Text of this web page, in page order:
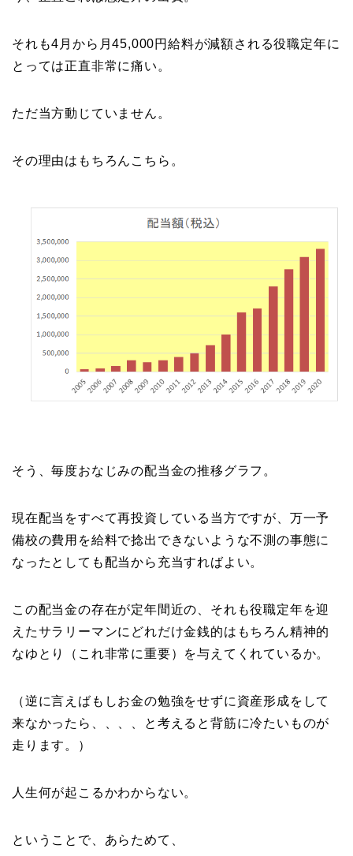
それも4月から月45,000円給料が減額される役職定年に
とっては正直非常に痛い。
ただ当方動じていません。
その理由はもちろんこちら。
そう、毎度おなじみの配当金の推移グラフ。
現在配当をすべて再投資している当方ですが、万一予
備校の費用を給料で捻出できないような不測の事態に
なったとしても配当から充当すればよい。
この配当金の存在が定年間近の、それも役職定年を迎
えたサラリーマンにどれだけ金銭的はもちろん精神的
なゆとり（これ非常に重要）を与えてくれているか。
（逆に言えばもしお金の勉強をせずに資産形成をして
来なかったら、、、、と考えると背筋に冷たいものが
走ります。）
人生何が起こるかわからない。
ということで、あらためて、